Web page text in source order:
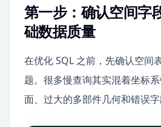
第一步：确认空间字
础数据质量
在优化 SQL 之前，先确认空间
题。很多慢查询其实混着坐标
面、过大的多部件几何和错误字